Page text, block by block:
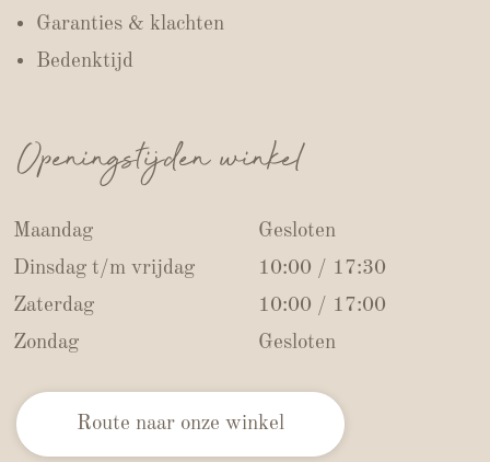
Garanties & klachten
Bedenktijd
Openingstijden winkel
Maandag
Gesloten
Dinsdag t/m vrijdag
10:00 / 17:30
Zaterdag
10:00 / 17:00
Zondag
Gesloten
Route naar onze winkel